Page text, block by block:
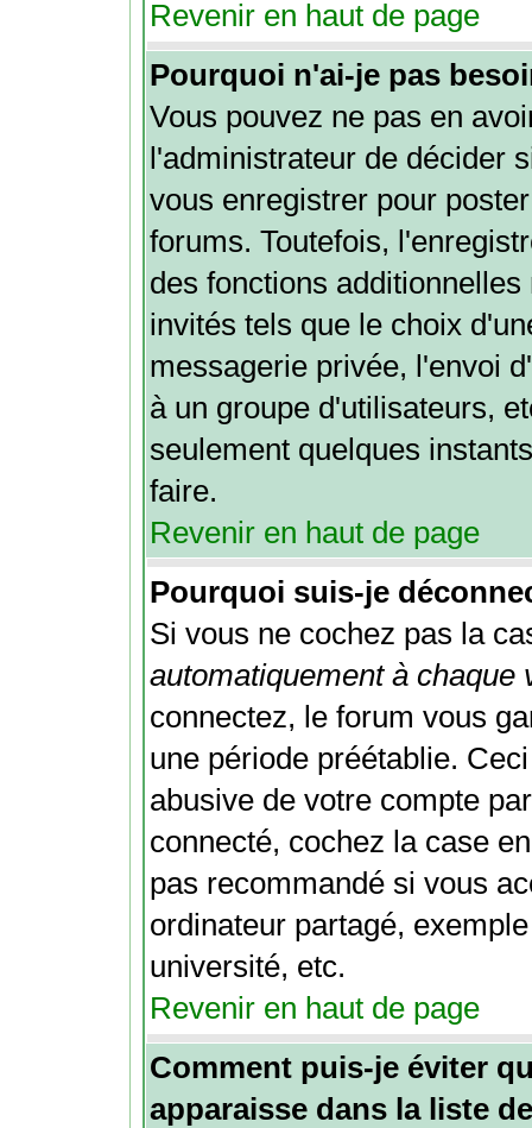
Revenir en haut de page
Pourquoi n'ai-je pas
Vous pouvez ne pas en
l'administrateur de décider
vous enregistrer pour
forums. Toutefois,
des fonctions
invités tels que le choix
messagerie privée, l'envoi
à un groupe d'utilisateurs,
seulement quelques
faire.
Revenir en haut de page
Pourquoi suis-je
Si vous ne cochez pas la
automatiquement à chaque
connectez, le forum vous
une période préétablie.
abusive de votre compte
connecté, cochez la case
pas recommandé si vous
ordinateur partagé,
université, etc.
Revenir en haut de page
Comment puis-je éviter
apparaisse dans la liste